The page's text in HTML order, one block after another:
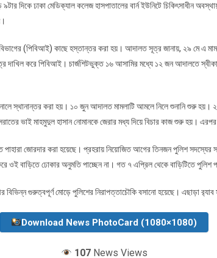
দিকে ঢাকা মেডিক্যাল কলেজ হাসপাতালের বার্ন ইউনিটে চিকিৎসাধীন
(পিবিআই) কাছে হস্তান্তর করা হয়। আদালত সূত্র জানায়, ২৯ মে এ
করে পিবিআই। চার্জশিটভুক্ত ১৬ আসামির মধ্যে ১২ জন আদালতে
স্থানান্তর করা হয়। ১০ জুন আদালত মামলাটি আমলে নিলে শুনানি শুরু
ভাই মাহমুদুল হাসান নোমানকে জেরার মধ্য দিয়ে বিচার কাজ শুরু হয়।
পাহারা জোরদার করা হয়েছে। প্রহরায় নিয়োজিত আগের তিনজন পুলিশ
ওই বাড়িতে ঢোকার অনুমতি পাচ্ছেন না। গত ৭ এপ্রিল থেকে বাড়িটিতে পুলিশ
গুরুত্বপূর্ণ মোড়ে পুলিশের নিরাপত্তাচৌকি বসানো হয়েছে। এছাড়া র‌্যাব
Download News PhotoCard (1080×1080)
107News Views